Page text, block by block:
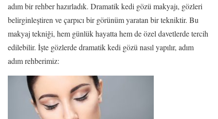
adım bir rehber hazırladık. Dramatik kedi gözü makyajı, gözleri
belirginleştiren ve çarpıcı bir görünüm yaratan bir tekniktir. Bu
makyaj tekniği, hem günlük hayatta hem de özel davetlerde tercih
edilebilir. İşte gözlerde dramatik kedi gözü nasıl yapılır, adım
adım rehberimiz: